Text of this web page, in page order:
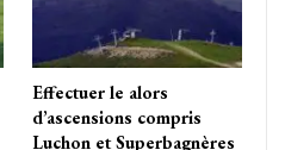
Effectuer le alors
d’ascensions compris
Luchon et Superbagnères